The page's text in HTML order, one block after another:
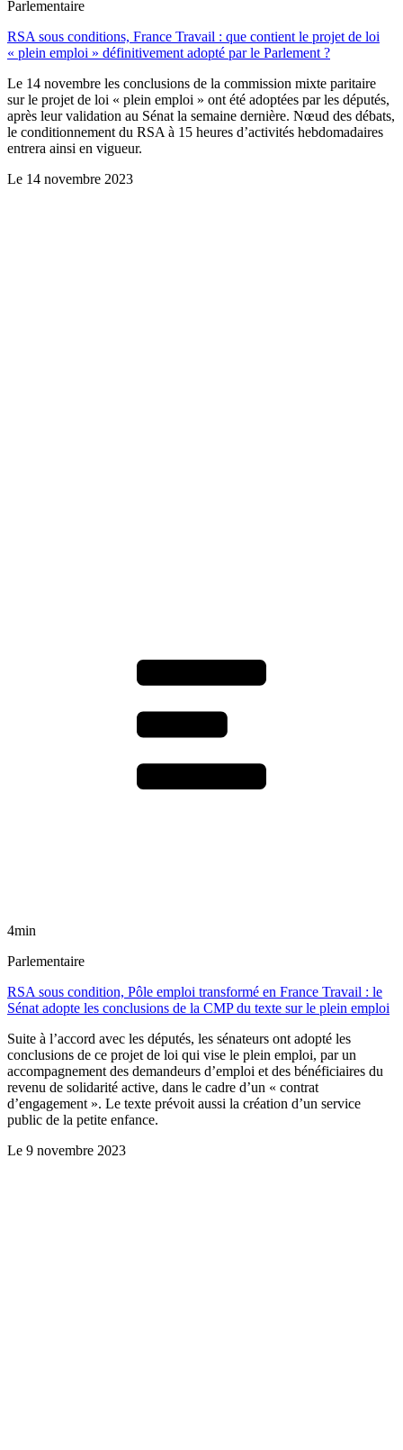
Parlementaire
RSA sous conditions, France Travail : que contient le projet de loi
« plein emploi » définitivement adopté par le Parlement ?
Le 14 novembre les conclusions de la commission mixte paritaire
sur le projet de loi « plein emploi » ont été adoptées par les députés,
après leur validation au Sénat la semaine dernière. Nœud des débats,
le conditionnement du RSA à 15 heures d’activités hebdomadaires
entrera ainsi en vigueur.
Le 14 novembre 2023
4min
Parlementaire
RSA sous condition, Pôle emploi transformé en France Travail : le
Sénat adopte les conclusions de la CMP du texte sur le plein emploi
Suite à l’accord avec les députés, les sénateurs ont adopté les
conclusions de ce projet de loi qui vise le plein emploi, par un
accompagnement des demandeurs d’emploi et des bénéficiaires du
revenu de solidarité active, dans le cadre d’un « contrat
d’engagement ». Le texte prévoit aussi la création d’un service
public de la petite enfance.
Le 9 novembre 2023